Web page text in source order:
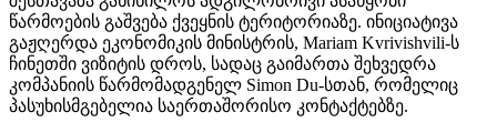
წარმოების გაშვება ქვეყნის ტერიტორიაზე. ინიციატივა
გაჟღერდა ეკონომიკის მინისტრის, Mariam Kvrivishvili-ს
ჩინეთში ვიზიტის დროს, სადაც გაიმართა შეხვედრა
კომპანიის წარმომადგენელ Simon Du-სთან, რომელიც
პასუხისმგებელია საერთაშორისო კონტაქტებზე.